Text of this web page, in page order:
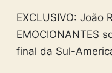
EXCLUSIVO: João
EMOCIONANTES
final da Sul-